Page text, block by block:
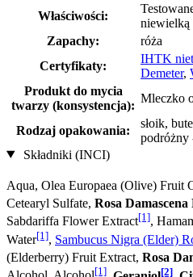
Właściwości:
niewielką
Zapachy:
róża
Certyfikaty:
IHTK
Demeter,
Produkt do mycia
twarzy (konsystencja):
Mleczko
Rodzaj opakowania:
słoik,
podróżny
Składniki (INCI)
Aqua, Olea Europaea (Olive) Fruit
Cetearyl Sulfate, Rosa
Sabdariffa Flower Extract[1],
Water[1], Sambucus Nigra (Elder)
(Elderberry) Fruit Extract, Rosa
[1] [2]